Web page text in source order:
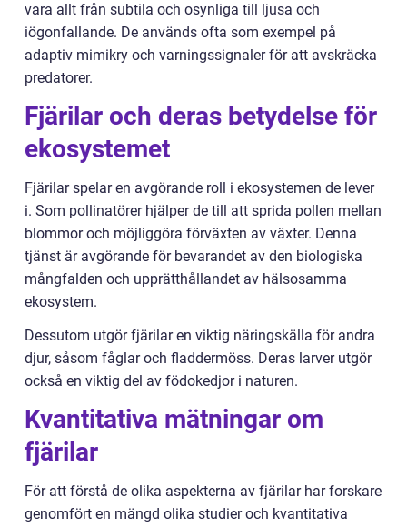
vara allt från subtila och osynliga till ljusa och
iögonfallande. De används ofta som exempel på
adaptiv mimikry och varningssignaler för att avskräcka
predatorer.
Fjärilar och deras betydelse för
ekosystemet
Fjärilar spelar en avgörande roll i ekosystemen de lever
i. Som pollinatörer hjälper de till att sprida pollen mellan
blommor och möjliggöra förväxten av växter. Denna
tjänst är avgörande för bevarandet av den biologiska
mångfalden och upprätthållandet av hälsosamma
ekosystem.
Dessutom utgör fjärilar en viktig näringskälla för andra
djur, såsom fåglar och fladdermöss. Deras larver utgör
också en viktig del av födokedjor i naturen.
Kvantitativa mätningar om
fjärilar
För att förstå de olika aspekterna av fjärilar har forskare
genomfört en mängd olika studier och kvantitativa